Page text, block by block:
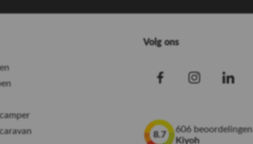
Volg ons
8.7
606 beoordelingen
Kiyoh